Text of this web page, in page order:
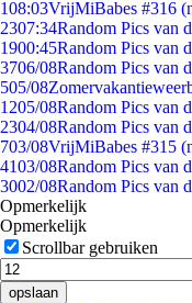
108:03VrijMiBabes #316
2307:34Random Pics van
1900:45Random Pics van
3706/08Random Pics van
505/08
1205/08Random Pics van
2304/08Random Pics van
703/08VrijMiBabes #315
4103/08Random Pics van
3002/08Random Pics van
Opmerkelijk
Opmerkelijk
Scrollbar gebruiken
opslaan